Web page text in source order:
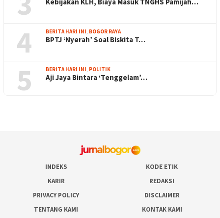
4 BERITA HARI INI BOGOR RAYA
BPTJ ‘Nyerah’ Soal Biskita T…
5 BERITA HARI INI POLITIK
Aji Jaya Bintara ‘Tenggelam’…
INDEKS
KODE ETIK
KARIR
REDAKSI
PRIVACY POLICY
DISCLAIMER
TENTANG KAMI
KONTAK KAMI